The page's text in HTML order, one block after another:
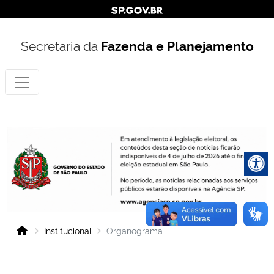
Secretaria da Fazenda e Planejamento
Institucional Organograma